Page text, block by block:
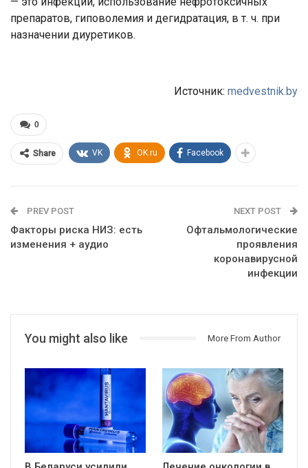
препаратов, гиповолемия и дегидратация, в т. ч. при
назначении диуретиков.
Источник: medvestnik.by
0
Share VK OK.ru Facebook
PREV POST
Факторы риска НИЗ: есть
изменения + аудио
NEXT POST
Офтальмологические
проявления
коронавирусной
инфекции
You might also like More From Author